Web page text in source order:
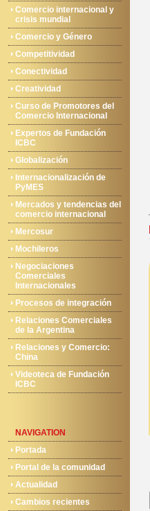
Comercio internacional y
crisis mundial
Comercio y Género
Competitividad
Conectividad
Creatividad
Curso de Promotores del
Comercio Internacional
Expertos de Fundación
ICBC
Globalización
Internacionalización de
PyMES
Mercados y tendencias del
comercio internacional
Mercosur
Mochileros
Negociaciones
Comerciales
Internacionales
Procesos de integración
Relaciones Comerciales
de la Argentina
Relaciones y Comercio:
China
Videoteca de Fundación
ICBC
NAVIGATION
Portada
Portal de la comunidad
Actualidad
Cambios recientes